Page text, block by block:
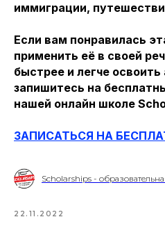
иммиграции,
Если вам понравилась
применить её в своей
быстрее и легче освоить
запишитесь на
нашей онлайн школе
ЗАПИСАТЬСЯ НА
Scholarships -
22.11.2022